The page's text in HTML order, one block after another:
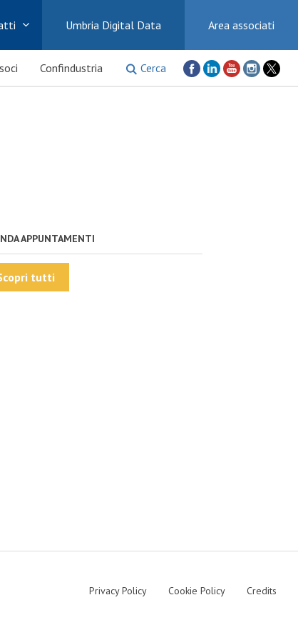
Umbria Digital Data Area associati
Confindustria Cerca
APPUNTAMENTI
tutti
Privacy Policy Cookie Policy Credits